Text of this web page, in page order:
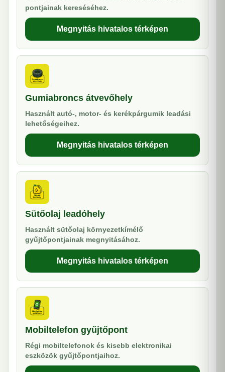
pontjainak kereséséhez.
Megnyitás hivatalos térképen
Gumiabroncs átvevőhely
Használt autó-, motor- és kerékpárgumik leadási
lehetőségeihez.
Megnyitás hivatalos térképen
Sütőolaj leadóhely
Használt sütőolaj környezetkímélő
gyűjtőpontjainak megnyitásához.
Megnyitás hivatalos térképen
Mobiltelefon gyűjtőpont
Régi mobiltelefonok és kisebb elektronikai
eszközök gyűjtőpontjaihoz.